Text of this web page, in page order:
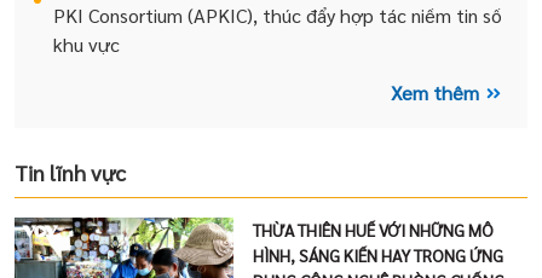
PKI Consortium (APKIC), thúc đẩy hợp tác niềm tin số
khu vực
Xem thêm
Tin lĩnh vực
THỪA THIÊN HUẾ VỚI NHỮNG MÔ
HÌNH, SÁNG KIẾN HAY TRONG ỨNG